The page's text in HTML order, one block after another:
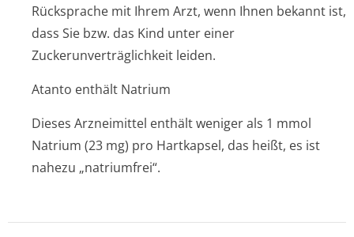
Rücksprache mit Ihrem Arzt, wenn Ihnen bekannt ist,
dass Sie bzw. das Kind unter einer
Zuckerunverträglichke­it leiden.
Atanto enthält Natrium
Dieses Arzneimittel enthält weniger als 1 mmol
Natrium (23 mg) pro Hartkapsel, das heißt, es ist
nahezu „natriumfrei“.